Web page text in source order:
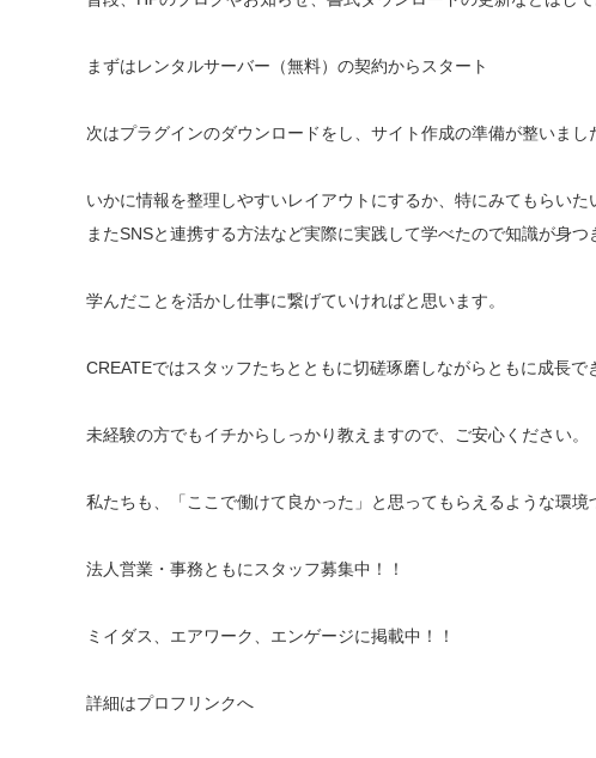
まずはレンタルサーバー（無料）の契約からスタート
次はプラグインのダウンロードをし、サイト作成の準備が整いまし
いかに情報を整理しやすいレイアウトにするか、特にみてもらい
またSNSと連携する方法など実際に実践して学べたので知識が身つ
学んだことを活かし仕事に繋げていければと思います。
CREATEではスタッフたちとともに切磋琢磨しながらともに成長で
未経験の方でもイチからしっかり教えますので、ご安心ください。
私たちも、「ここで働けて良かった」と思ってもらえるような環境
法人営業・事務ともにスタッフ募集中！！
ミイダス、エアワーク、エンゲージに掲載中！！
詳細はプロフリンクへ